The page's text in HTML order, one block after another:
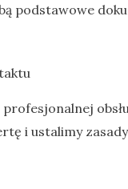
podstawowe
i ustalimy